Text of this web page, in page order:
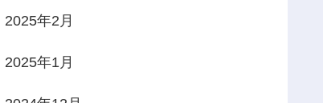
2025年2月
2025年1月